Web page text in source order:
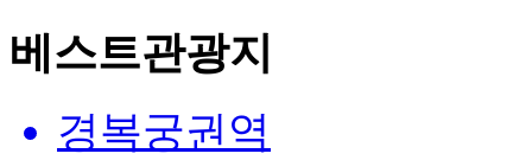
베스트관광지
경복궁권역